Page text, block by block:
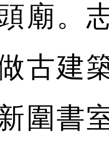
廟。
古建
圍書